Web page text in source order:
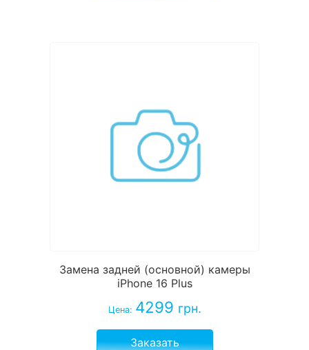
Замена задней (основной) камеры
iPhone 16 Plus
Цена: 4299 грн.
Заказать